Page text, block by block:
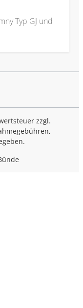
Typ GJ und
zzgl.